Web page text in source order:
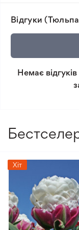
Сонячне світло
Рівень поливу
Рівень
догляду
🛡️ Захист
не відповідає
повернення.
Мінімальне
Відгуки
Немає
Хіт